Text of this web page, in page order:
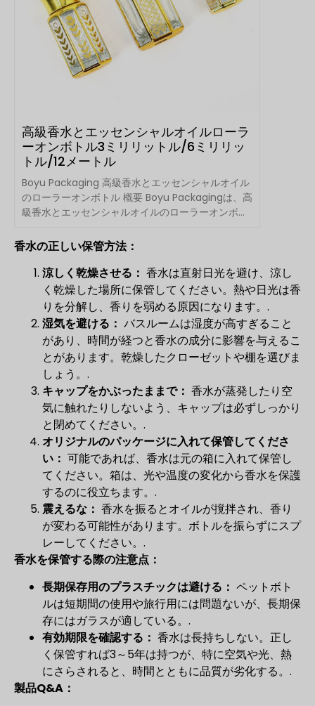
高級香水とエッセンシャルオイルローラ
ーオンボトル3ミリリットル/6ミリリッ
トル/12メートル
Boyu Packaging 高級香水とエッセンシャルオイル
のローラーオンボトル 概要 Boyu Packagingは、高
級香水とエッセンシャルオイルのローラーオンボト
香水の正しい保管方法：
涼しく乾燥させる： 香水は直射日光を避け、涼し
く乾燥した場所に保管してください。熱や日光は香
りを分解し、香りを弱める原因になります。.
湿気を避ける： バスルームは湿度が高すぎること
があり、時間が経つと香水の成分に影響を与えるこ
とがあります。乾燥したクローゼットや棚を選びま
しょう。.
キャップをかぶったままで： 香水が蒸発したり空
気に触れたりしないよう、キャップは必ずしっかり
と閉めてください。.
オリジナルのパッケージに入れて保管してくださ
い： 可能であれば、香水は元の箱に入れて保管し
てください。箱は、光や温度の変化から香水を保護
するのに役立ちます。.
震えるな： 香水を振るとオイルが撹拌され、香り
が変わる可能性があります。ボトルを振らずにスプ
レーしてください。.
香水を保管する際の注意点：
長期保存用のプラスチックは避ける： ペットボト
ルは短期間の使用や旅行用には問題ないが、長期保
存にはガラスが適している。.
有効期限を確認する： 香水は長持ちしない。正し
く保管すれば3～5年は持つが、特に空気や光、熱
にさらされると、時間とともに品質が劣化する。.
製品Q&A：